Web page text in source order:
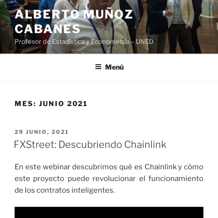
Saltar
al
contenido
ALBERTO MUÑOZ
CABANES
Profesor de Estadística y Econometría – UNED
Menú
MES: JUNIO 2021
PUBLICADO
EL
29 JUNIO, 2021
FXStreet: Descubriendo Chainlink
En este webinar descubrimos qué es Chainlink y cómo
este proyecto puede revolucionar el funcionamiento
de los contratos inteligentes.